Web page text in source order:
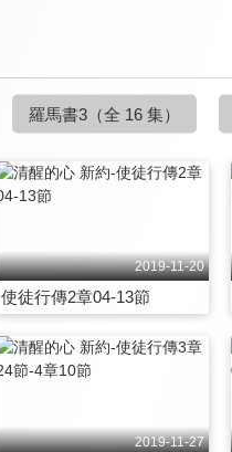
羅馬書3 （全 16 集）
2019-11-20
使徒行傳2章04-13節
2019-11-27